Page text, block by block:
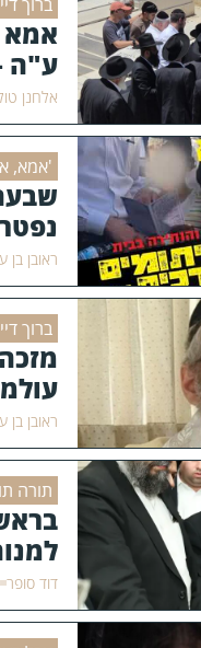
אמא
ע"ה
אלחנן
'אמא,
ראובן בן
ברוך
ראובן בן
תורה
דוד סופר